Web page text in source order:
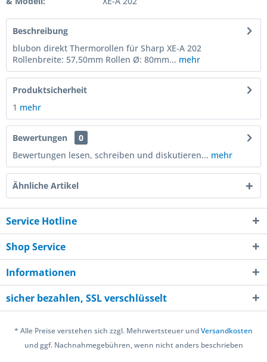
Beschreibung
blubon direkt Thermorollen für Sharp XE-A 202
Rollenbreite: 57,50mm Rollen Ø: 80mm... mehr
Produktsicherheit
1 mehr
Bewertungen
0
Bewertungen lesen, schreiben und diskutieren... mehr
Ähnliche Artikel
Service Hotline
Shop Service
Informationen
sicher bezahlen, SSL verschlüsselt
* Alle Preise verstehen sich zzgl. Mehrwertsteuer undVersandkosten
und ggf. Nachnahmegebühren, wenn nicht anders beschrieben